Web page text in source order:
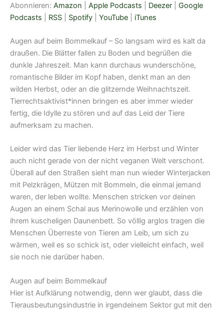
RSS Spotify
RSS FEED
LINK
Abonnieren: Amazon Apple Podcasts Deezer
Google
Podcasts
RSS Spotify YouTube iTunes
Augen auf beim Bommelkauf – So langsam wird es kalt da
draußen. Die Blätter fallen zu Boden und begrüßen die
dunkle Jahreszeit. Man kann durchaus wunderschöne,
romantische Bilder im Kopf haben, denkt man an den
wilden Herbst, oder an die glitzernde Weihnachtszeit.
Tierrechtsaktivist*innen bringen es aber immer wieder
fertig, die Idylle zu stören und auf das Leid der Tiere
aufmerksam zu machen.
Leider wird das Tier liebende Herz im Herbst und Winter
auch nicht gerade von der nicht veganen Welt verschont.
Überall auf den Straßen sieht man nun wieder Winterjacken
mit Pelzkrägen, Mützen mit Bommeln, die einmal jemand
waren, der leben wollte. Menschen stricken vor deinen
Augen an einem Schal aus Merinowolle und erzählen von
ihrem kuscheligen Daunenbett. So völlig arglos tragen die
Menschen Überreste von Tieren am Leib, um sich zu
wärmen, weil es so schick ist, oder vielleicht einfach, weil
sie noch nie darüber haben.
Augen auf beim Bommelkauf
Hier ist Aufklärung notwendig, denn wer glaubt, dass die
Tierausbeutungsindustrie in irgendeinem Sektor gut mit den